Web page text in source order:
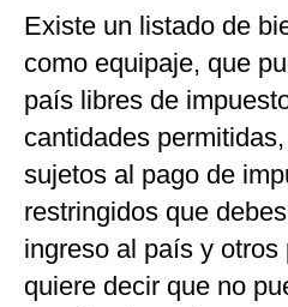
Existe un listado de
como equipaje, que
país libres de
cantidades
sujetos al pago de
restringidos que
ingreso al país y otros
quiere decir que no